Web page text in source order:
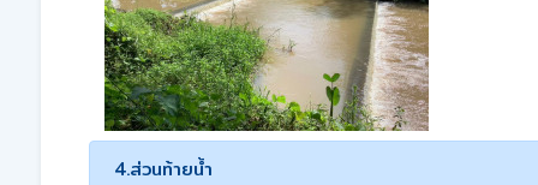
4.ส่วนท้ายน้ำ